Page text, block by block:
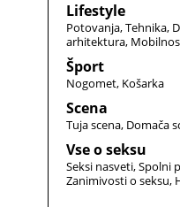
Lifestyle
Potovanja Tehnika
arhitektura
Šport
Nogomet Košarka
Scena
Tuja scena Domača
Vse o seksu
Seksi nasveti Spolni
Zanimivosti o seksu